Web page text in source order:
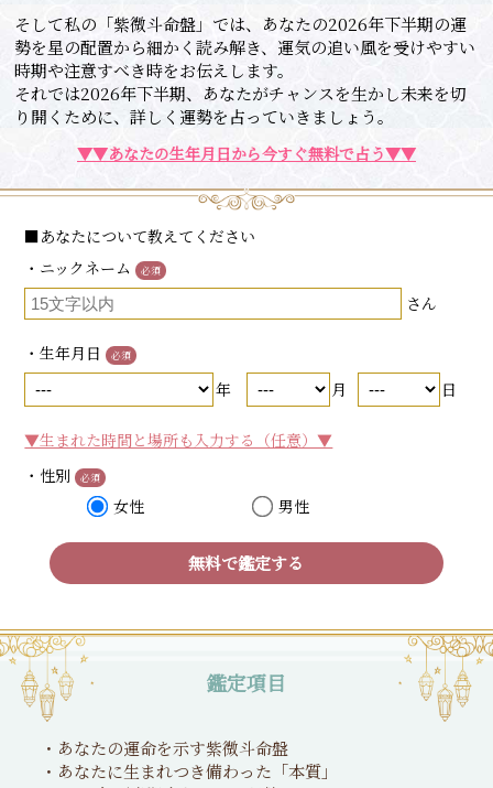
そして私の「紫微斗命盤」では、あなたの2026年下半期の運
勢を星の配置から細かく読み解き、運気の追い風を受けやすい
時期や注意すべき時をお伝えします。
それでは2026年下半期、あなたがチャンスを生かし未来を切
り開くために、詳しく運勢を占っていきましょう。
▼▼あなたの生年月日から今すぐ無料で占う▼▼
■あなたについて教えてください
・ニックネーム
必須
さん
・生年月日 必須
年 月 日
▼生まれた時間と場所も入力する（任意）▼
・性別
必須
女性 男性
無料で鑑定する
鑑定項目
・あなたの運命を示す紫微斗命盤
・あなたに生まれつき備わった「本質」